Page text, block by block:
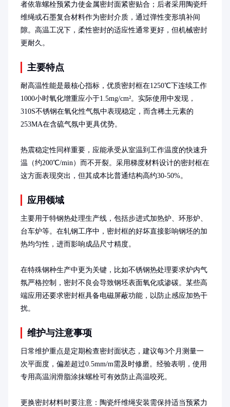
者依靠螺栓预紧力使金属密封面紧密贴合；后者采用陶瓷纤
维绳或石墨复合材料作为密封介质，通过弹性变形填补间
隙。高温工况下，柔性密封的适应性通常更好，但机械密封
更耐久。
主要特点
耐高温性能是最核心指标，优质密封框在1250℃下连续工作
1000小时氧化增重应小于1.5mg/cm²。实际使用中发现，
310S不锈钢在氧化性气氛中表现稳定，而含稀土元素的
253MA在含硫气氛中更具优势。
热震稳定性同样重要，应能承受从室温到工作温度的快速升
温（约200℃/min）而不开裂。采用梯度材料设计的密封框在
这方面表现突出，但其成本比普通结构高约30-50%。
应用领域
主要用于特钢热处理生产线，包括步进式加热炉、环形炉、
台车炉等。在轧钢工序中，密封框的好坏直接影响钢坯的加
热均匀性，进而影响成品尺寸精度。
在特殊钢种生产中更为关键，比如不锈钢热处理要求炉内气
氛严格控制，密封不良会导致钢坯表面氧化或渗碳。某些高
端应用还要求密封框具备电磁屏蔽功能，以防止感应加热干
扰。
维护与注意事项
日常维护重点是定期检查密封面状态，建议每3个月测量一
次平面度，偏差超过0.5mm/m需及时修磨。经验表明，使用
专用高温润滑脂涂抹螺栓可有效防止高温咬死。
更换密封材料时要注意：陶瓷纤维绳安装需保持适当预紧力